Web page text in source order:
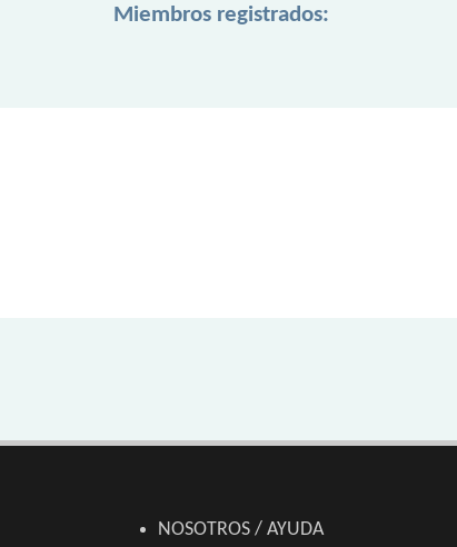
Miembros registrados:
NOSOTROS / AYUDA